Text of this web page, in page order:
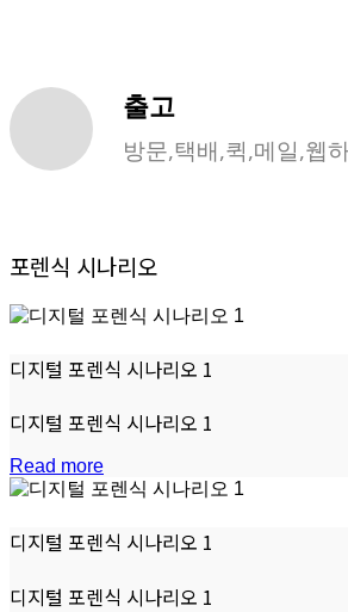
출고
방문,택배,퀵,메일,웹
포렌식 시나리오
디지털 포렌식 시나리오 1
디지털 포렌식 시나리오 1
Read more
디지털 포렌식 시나리오 1
디지털 포렌식 시나리오 1